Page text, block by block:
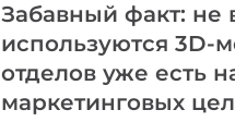
Забавный факт: не
используются 3D-
отделов уже есть
маркетинговых